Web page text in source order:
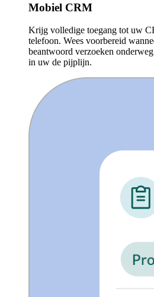
Mobiel CRM
Krijg volledige toegang tot uw
telefoon. Wees voorbereid
beantwoord verzoeken
in uw de pijplijn.